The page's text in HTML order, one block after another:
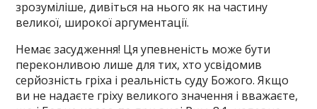
зрозуміліше, дивіться на нього як на частину
великої, широкої аргументації.
Немає засудження! Ця упевненість може бути
переконливою лише для тих, хто усвідомив
серйозність гріха і реальність суду Божого. Якщо
ви не надаєте гріху великого значення і вважаєте,